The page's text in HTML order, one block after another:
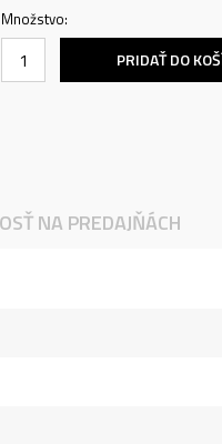
Množstvo:
PRIDAŤ DO
NA PREDAJŇÁCH